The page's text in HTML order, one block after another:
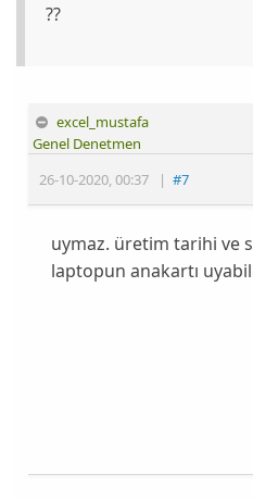
??
excel_mustafa
26-10-2020,00:37 |#7
Genel Denetmen
uymaz. üretim tarihi ve
laptopun anakartı